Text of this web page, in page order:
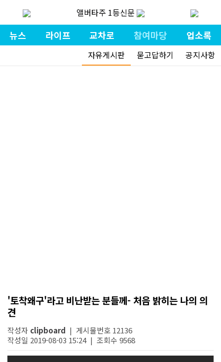
앨버타주 1등신문
뉴스 라이프 교차로 참여마당 업소록
자유게시판 묻고답하기 공지사항
'토착왜구'라고 비난받는 분들께- 처음 밝히는 나의 의
견
작성자 clipboard | 게시물번호 12136
작성일 2019-08-03 15:24 | 조회수 9568